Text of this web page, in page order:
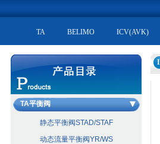
TA BELIMO ICV(AVK)
TA平衡阀
静态平衡阀STAD/STAF
动态流量平衡阀YR/WS